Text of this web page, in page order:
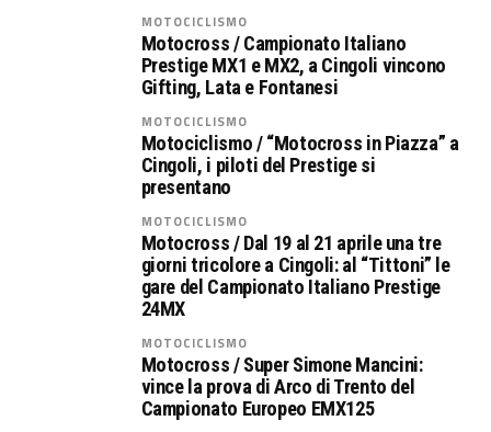
MOTOCICLISMO
Motocross / Campionato Italiano
Prestige MX1 e MX2, a Cingoli vincono
Gifting, Lata e Fontanesi
MOTOCICLISMO
Motociclismo / “Motocross in Piazza” a
Cingoli, i piloti del Prestige si
presentano
MOTOCICLISMO
Motocross / Dal 19 al 21 aprile una tre
giorni tricolore a Cingoli: al “Tittoni” le
gare del Campionato Italiano Prestige
24MX
MOTOCICLISMO
Motocross / Super Simone Mancini:
vince la prova di Arco di Trento del
Campionato Europeo EMX125